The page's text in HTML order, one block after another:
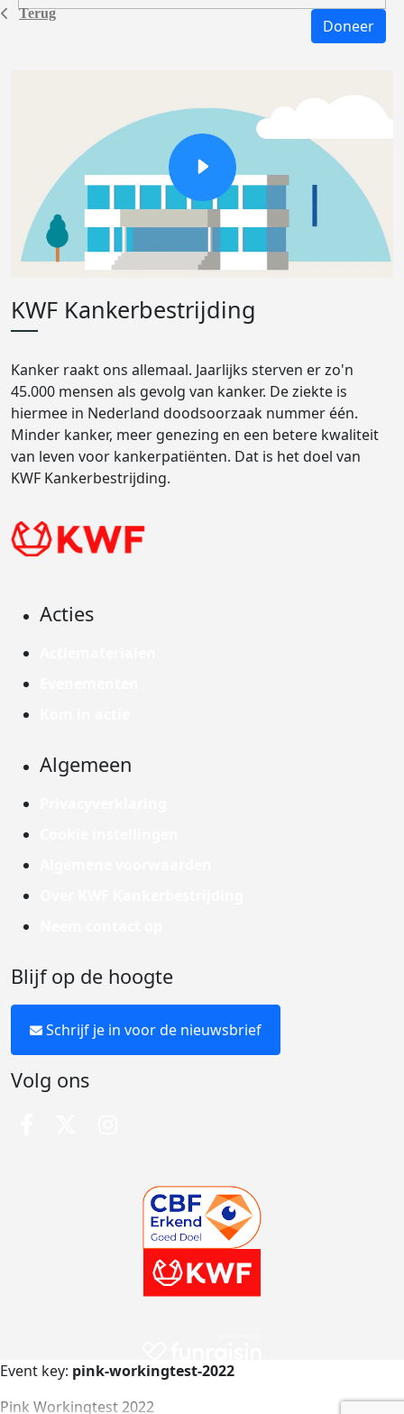
Terug
Doneer
KWF Kankerbestrijding
Kanker raakt ons allemaal. Jaarlijks sterven er zo'n
45.000 mensen als gevolg van kanker. De ziekte is
hiermee in Nederland doodsoorzaak nummer één.
Minder kanker, meer genezing en een betere kwaliteit
van leven voor kankerpatiënten. Dat is het doel van
KWF Kankerbestrijding.
Acties
Algemeen
Blijf op de hoogte
Schrijf je in voor de nieuwsbrief
Volg ons
Event key: pink-workingtest-2022
Pink Workingtest 2022